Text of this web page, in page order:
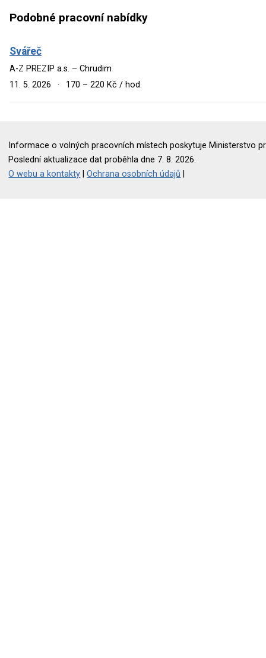
Podobné pracovní nabídky
Svářeč
A-Z PREZIP a.s. – Chrudim
11. 5. 2026
· 170 – 220 Kč / hod.
Informace o volných pracovních místech poskytuje Ministerstvo
Poslední aktualizace dat proběhla dne 7. 8. 2026.
O webu a kontakty |Ochrana osobních údajů